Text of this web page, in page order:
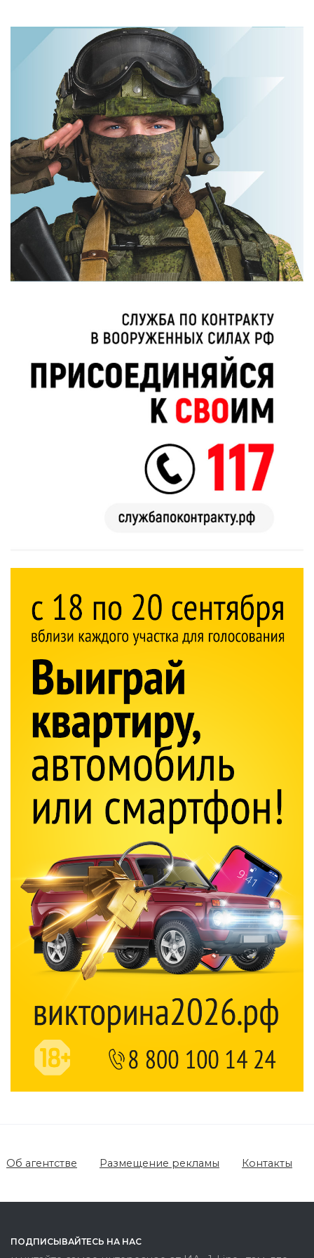
Королева вагона
отожгла! Видео
не оставит
равнодушным
Этот трюк
уничтожает
грибок за 5 дней!
Об агентстве Размещение рекламы Контакты
ПОДПИСЫВАЙТЕСЬ НА НАС